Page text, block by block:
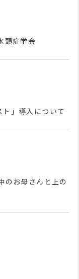
頭症学会
」導入について
のお母さんと上の